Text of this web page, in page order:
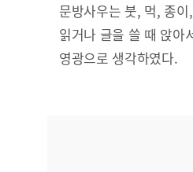
문방사우는 붓, 먹, 종
읽거나 글을 쓸 때 앉아
영광으로 생각하였다.